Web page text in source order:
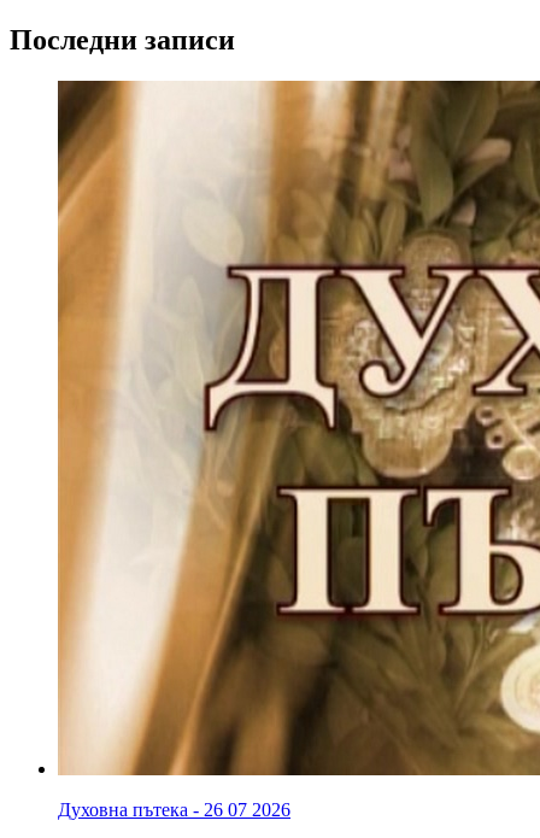
Последни записи
Духовна пътека - 26 07 2026